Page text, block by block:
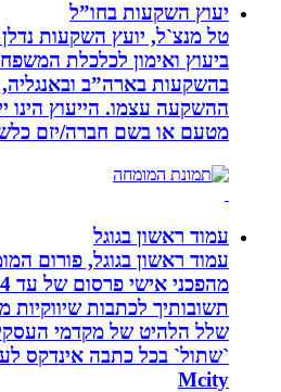
יעוץ השקעות בחו”ל
טל מנצ`ל, יועץ השקעות נדלן
ביעוץ ואימון לכלכלת המשפחה.
בהשקעות בארה”ב ובאנגליה,
ההשקעה עצמו. הייעוץ הינו ייעוץ
מטעם או בשם חברה/יזם כלשהו.
עמוד ראשון בגוגל
עמוד ראשון בגוגל, פורום
מהפכני
תשובותיך לכתבות שיווקיות
שלל הלהיט של מקדמי העסקים
`שתול` בכל כתבה אינדקס
Mcity